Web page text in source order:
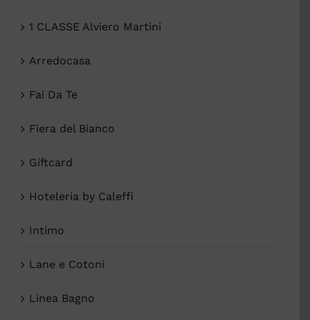
1 CLASSE Alviero Martini
Arredocasa
Fai Da Te
Fiera del Bianco
Giftcard
Hoteleria by Caleffi
Intimo
Lane e Cotoni
Linea Bagno